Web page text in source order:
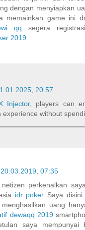
dengan menyiapkan
memainkan game ini
qq segera
2019
20:57
Injector, players can
experience without
20.03.2019, 07:35
perkenalkan
idr poker Saya
uang
dewaqq 2019
saya mempunyai